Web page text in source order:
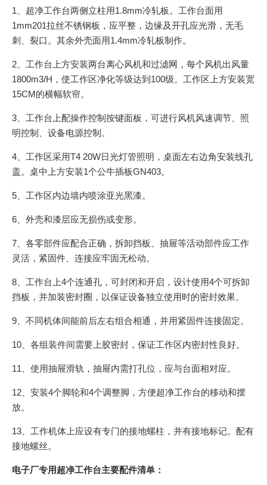
1、超净工作台两侧立柱用1.8mm冷轧板。工作台面用
1mm201拉丝不锈钢板，应平整，边缘及开孔应光滑，无毛
刺、裂口。其余外壳面用1.4mm冷轧板制作。
2、工作台上方安装两台离心风机和过滤网，每个风机出风量
1800m3/H，使工作区净化等级达到100级。工作区上方安装宽
15CM的横幅软帘。
3、工作台上配操作控制按键面板，可进行风机风速调节、照
明控制、设备电源控制。
4、工作区采用T4 20W日光灯管照明，桌面左右边角安装线孔
盖。桌中上方安装1个公牛插板GN403。
5、工作区内边墙内喷涂亚光黑漆。
6、外壳和漆层应无损伤或变形。
7、各零部件应配合正确，拆卸挡板、抽屉等活动部件应工作
灵活，紧固件、连接应牢固无松动。
8、工作台上4个连通孔，可封闭和开启，设计使用4个可拆卸
挡板，并加装密封圈，以保证设备独立使用时的密封效果。
9、不同机体间能前后左右组合相通，并用紧固件连接固定。
10、各组装件间需要上胶密封，保证工作区内密封性良好。
11、使用抽屉滑轨，抽屉内需打孔位，应与台面相对应。
12、安装4个脚轮和4个调整脚，方便超净工作台的移动和摆
放。
13、工作机体上应设有专门的接地螺柱，并有接地标记。配有
接地螺丝。
电子厂专用超净工作台主要配件清单：